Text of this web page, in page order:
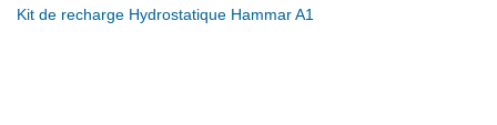
Kit de recharge Hydrostatique Hammar A1